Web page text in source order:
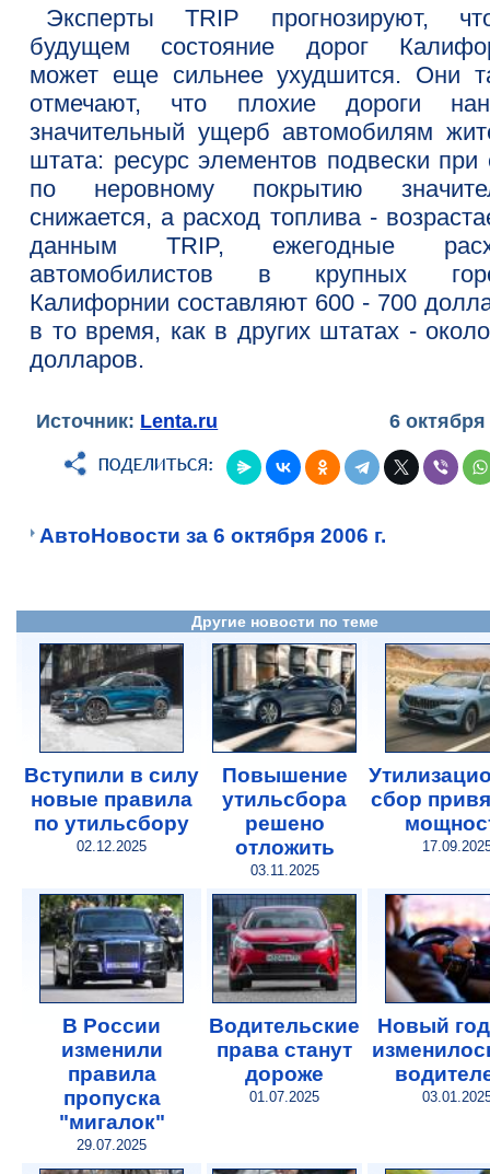
Эксперты TRIP прогнозируют,
будущем состояние дорог
может еще сильнее ухудшится. Они
отмечают, что плохие дороги
значительный ущерб автомобилям
штата: ресурс элементов подвески при
по неровному покрытию
снижается, а расход топлива -
данным TRIP, ежегодные
автомобилистов в крупных
Калифорнии составляют 600 - 700
в то время, как в других штатах -
долларов.
Источник: Lenta.ru 6 октября
АвтоНовости за 6 октября 2006 г.
Другие новости по теме
Вступили в силу
новые правила
по утильсбору
02.12.2025
Повышение
утильсбора
решено
отложить
03.11.2025
сбор
В России
изменили
правила
пропуска
"мигалок"
29.07.2025
Водительские
права станут
дороже
01.07.2025
Новый